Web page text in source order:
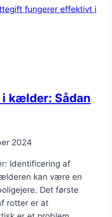
fungerer effektivt i
kælder: Sådan
2024
Identificering af
kan være en
Det første
rotter er at